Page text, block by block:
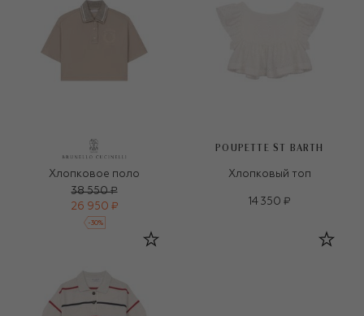
Хлопковое поло
38 550 ₽
26 950 ₽
-30%
POUPETTE ST BARTH
Хлопковый топ
14 350 ₽